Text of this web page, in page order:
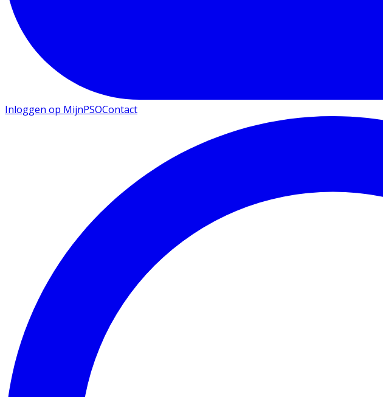
Inloggen op MijnPSOContact